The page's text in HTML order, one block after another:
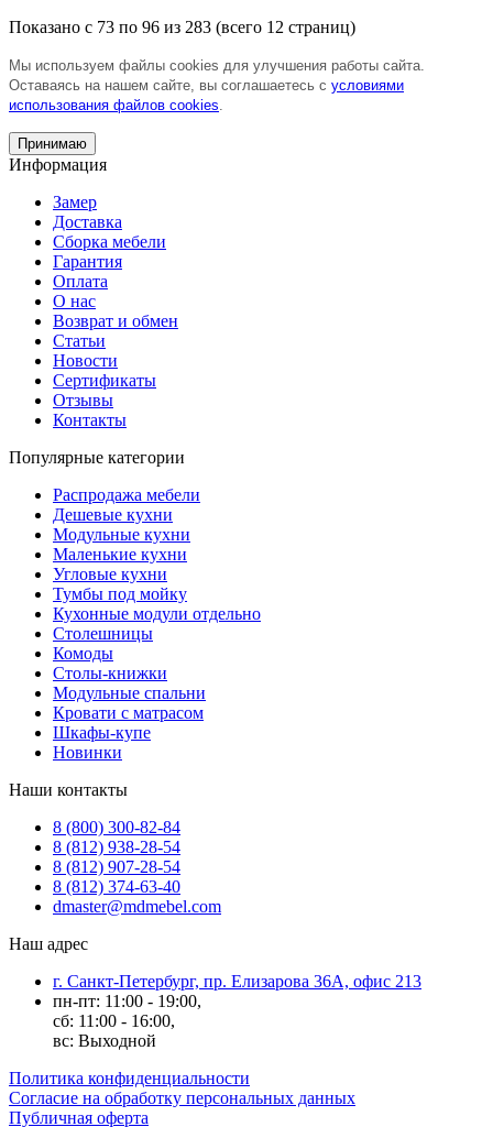
Показано с 73 по 96 из 283 (всего 12 страниц)
Мы используем файлы cookies для улучшения работы сайта.
Оставаясь на нашем сайте, вы соглашаетесь с условиями
использования файлов cookies
Принимаю
Информация
Замер
Доставка
Сборка мебели
Гарантия
Оплата
О нас
Возврат и обмен
Статьи
Новости
Сертификаты
Отзывы
Контакты
Популярные категории
Распродажа мебели
Дешевые кухни
Модульные кухни
Маленькие кухни
Угловые кухни
Тумбы под мойку
Кухонные модули отдельно
Столешницы
Комоды
Столы-книжки
Модульные спальни
Кровати с матрасом
Шкафы-купе
Новинки
Наши контакты
8 (800) 300-82-84
8 (812) 938-28-54
8 (812) 907-28-54
8 (812) 374-63-40
dmaster@mdmebel.com
Наш адрес
г. Санкт-Петербург, пр. Елизарова 36А, офис 213
пн-пт: 11:00 - 19:00,
сб: 11:00 - 16:00,
вс: Выходной
Политика конфиденциальности
Согласие на обработку персональных данных
Публичная оферта